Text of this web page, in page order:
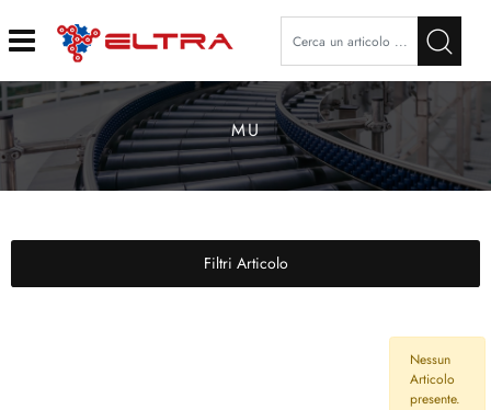
Open
MU
Filtri Articolo
Nessun
Articolo
presente.